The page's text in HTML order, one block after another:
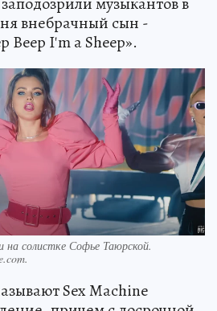
внебрачный сын -
Beep I'm a Sheep».
солистке Софье Таюрской.
Sex Maсhine